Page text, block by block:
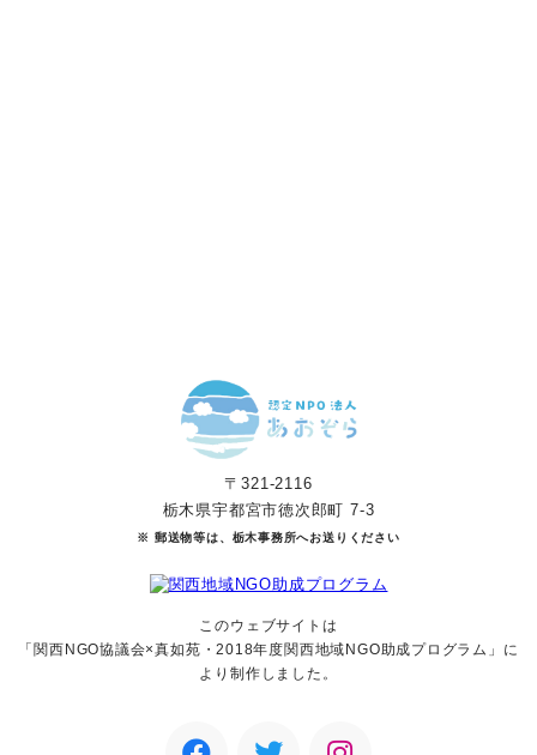
〒321-2116
栃木県宇都宮市徳次郎町 7-3
※ 郵送物等は、栃木事務所へお送りください
このウェブサイトは
「関西NGO協議会×真如苑・2018年度関西地域NGO助成プログラム」に
より制作しました。